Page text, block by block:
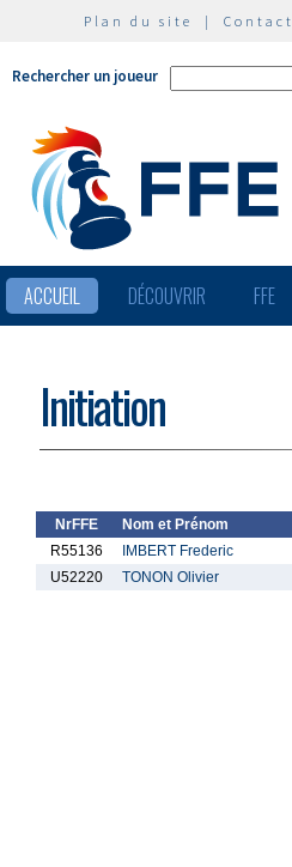
Plan du site | Contact
Rechercher un joueur
ACCUEIL DÉCOUVRIR FFE
Initiation
NrFFE Nom et Prénom
R55136
IMBERT Frederic
U52220
TONON Olivier